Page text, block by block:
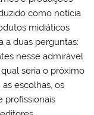
como notícia
midiáticos
a duas perguntas:
nesse admirável
seria o próximo
escolhas, os
profissionais